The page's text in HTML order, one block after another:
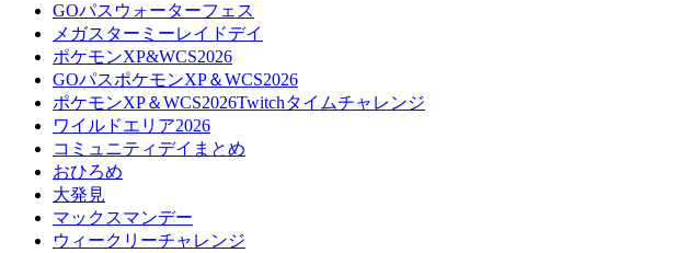
GOパスウォーターフェス
メガスターミーレイドデイ
ポケモンXP&WCS2026
GOパスポケモンXP＆WCS2026
ポケモンXP＆WCS2026Twitchタイムチャレンジ
ワイルドエリア2026
コミュニティデイまとめ
おひろめ
大発見
マックスマンデー
ウィークリーチャレンジ